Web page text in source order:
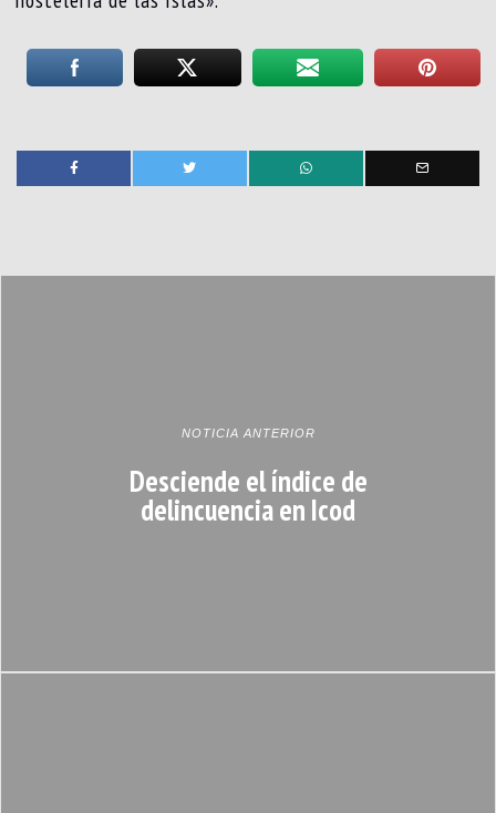
NOTICIA ANTERIOR
Desciende el índice de
delincuencia en Icod